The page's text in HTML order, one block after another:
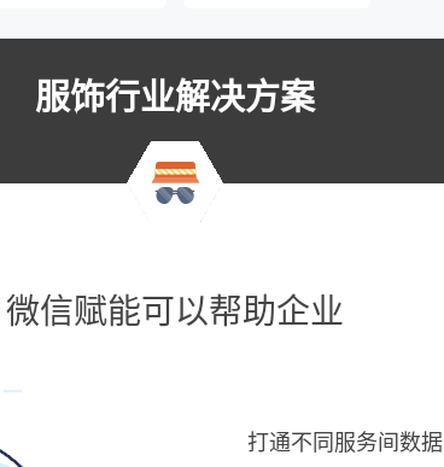
服饰行业解决方案
微信赋能可以帮助企业
打通不同服务间数据